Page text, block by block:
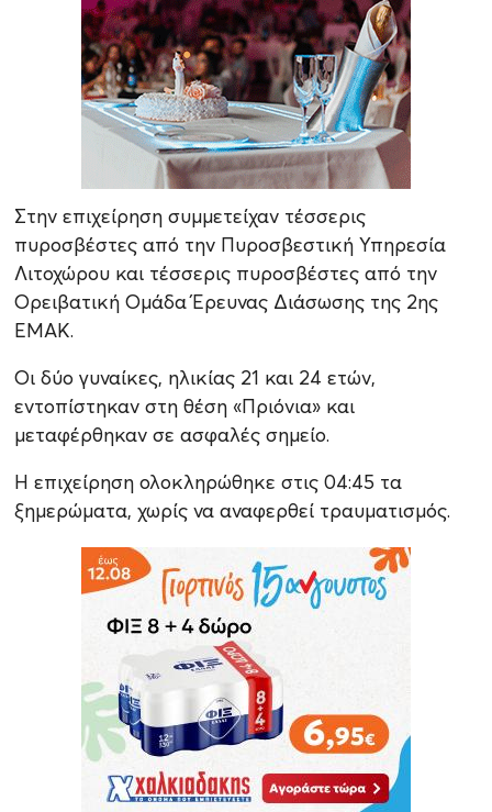
Στην επιχείρηση συμμετείχαν τέσσερις
πυροσβέστες από την Πυροσβεστική Υπηρεσία
Λιτοχώρου και τέσσερις πυροσβέστες από την
Ορειβατική Ομάδα Έρευνας Διάσωσης της 2ης
ΕΜΑΚ.
Οι δύο γυναίκες, ηλικίας 21 και 24 ετών,
εντοπίστηκαν στη θέση «Πριόνια» και
μεταφέρθηκαν σε ασφαλές σημείο.
Η επιχείρηση ολοκληρώθηκε στις 04:45 τα
ξημερώματα, χωρίς να αναφερθεί τραυματισμός.